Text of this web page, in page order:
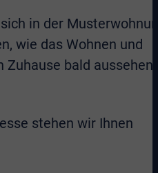
in der
wie das Wohnen und
Zuhause bald aussehen
stehen wir Ihnen